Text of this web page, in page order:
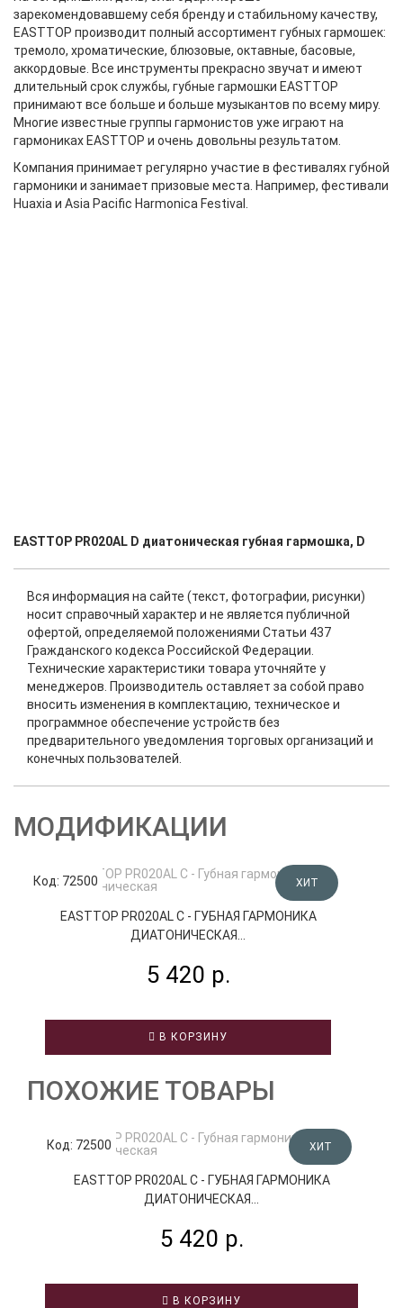
зарекомендовавшему себя бренду и стабильному качеству,
EASTTOP производит полный ассортимент губных гармошек:
тремоло, хроматические, блюзовые, октавные, басовые,
аккордовые. Все инструменты прекрасно звучат и имеют
длительный срок службы, губные гармошки EASTTOP
принимают все больше и больше музыкантов по всему миру.
Многие известные группы гармонистов уже играют на
гармониках EASTTOP и очень довольны результатом.
Компания принимает регулярно участие в фестивалях губной
гармоники и занимает призовые места. Например, фестивали
Huaxia и Asia Pacific Harmonica Festival.
EASTTOP PR020AL D диатоническая губная гармошка, D
Вся информация на сайте (текст, фотографии, рисунки)
носит справочный характер и не является публичной
офертой, определяемой положениями Статьи 437
Гражданского кодекса Российской Федерации.
Технические характеристики товара уточняйте у
менеджеров. Производитель оставляет за собой право
вносить изменения в комплектацию, техническое и
программное обеспечение устройств без
предварительного уведомления торговых организаций и
конечных пользователей.
МОДИФИКАЦИИ
Код: 72500 ХИТ
EASTTOP PR020AL C - ГУБНАЯ ГАРМОНИКА
ДИАТОНИЧЕСКАЯ...
5 420 р.
В КОРЗИНУ
ПОХОЖИЕ ТОВАРЫ
Код: 72500 ХИТ
EASTTOP PR020AL C - ГУБНАЯ ГАРМОНИКА
ДИАТОНИЧЕСКАЯ...
5 420 р.
В КОРЗИНУ